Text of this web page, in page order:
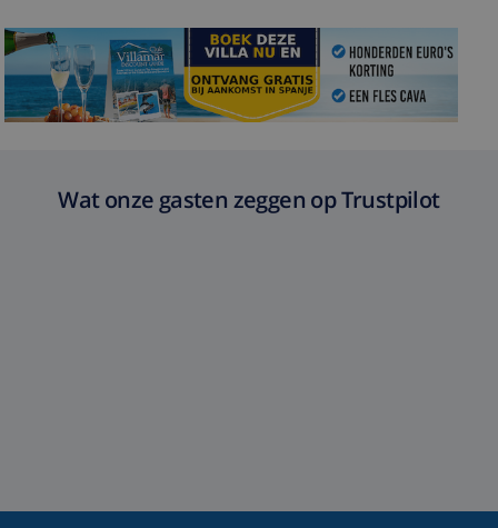
Wat onze gasten zeggen op Trustpilot